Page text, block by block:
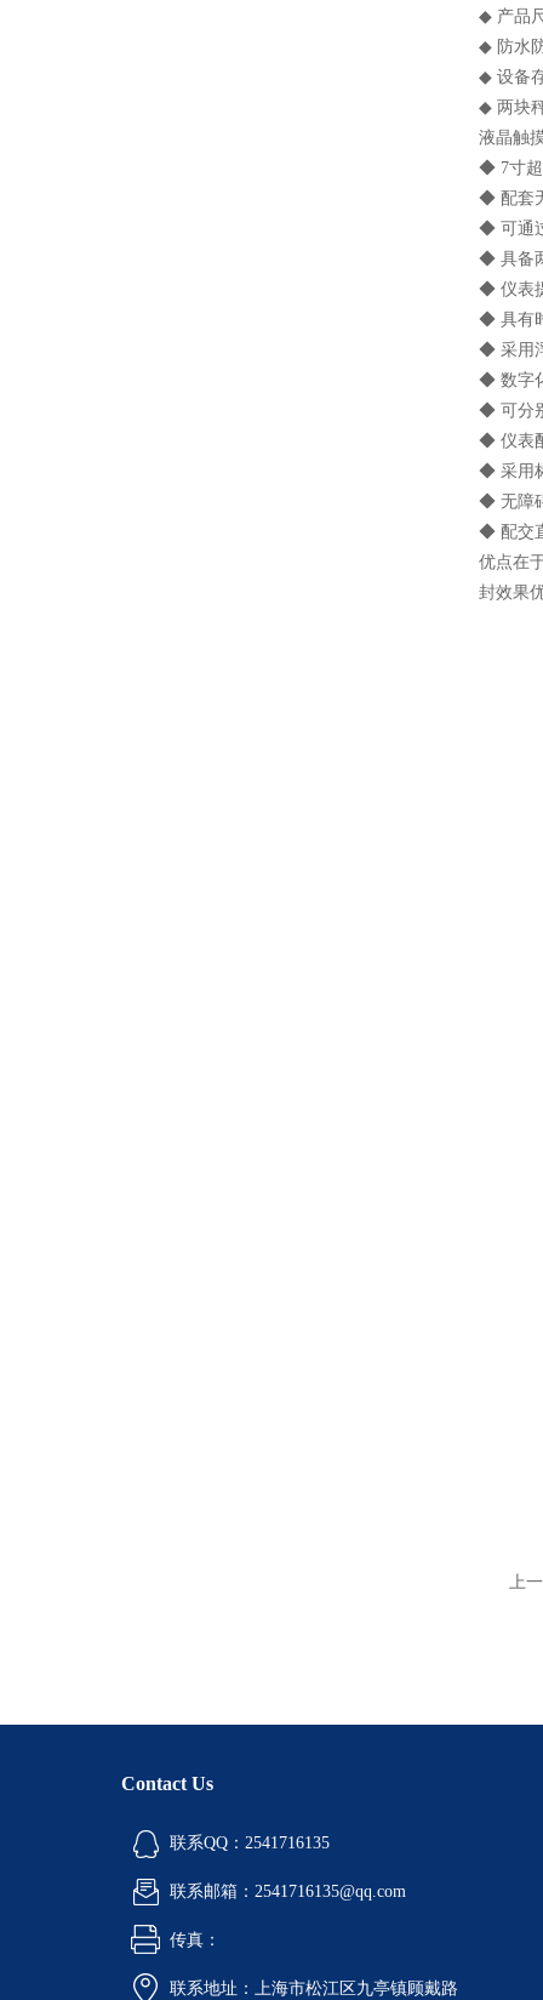
◆ 产品
◆ 防水
◆ 设备
◆ 两块
液晶触
◆ 7寸超
◆ 配套
◆ 可通
◆ 具备
◆ 仪表
◆ 具有
◆ 采用
◆ 数字
◆ 可分
◆ 仪表
◆ 采用
◆ 无障
◆ 配交
优点在
封效果
上
Contact Us
联系QQ：2541716135
联系邮箱：2541716135@qq.com
传真：
联系地址：上海市松江区九亭镇顾戴路